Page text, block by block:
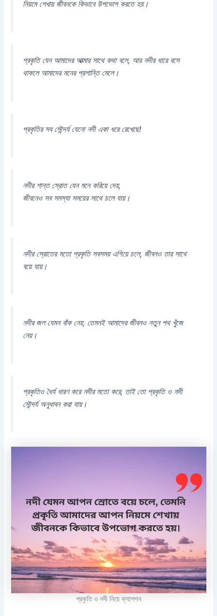
নিয়মে শেখায় জীবনকে কিভাবে উপভোগ করতে হয়।
প্রকৃতি যেন আমাদের আত্মার সাথে কথা বলে, আর নদীর ধারে বসে
থাকলে আমাদের মনের প্রশান্তি মেলে।
প্রকৃতির সব সৌন্দর্য যেনো নদী একা ধরে রেখেছে!
নদীর শান্ত স্রোত যেন মনে করিয়ে দেয়,
জীবনেও সব সমস্যা সময়ের সাথে চলে যায়।
নদীর স্রোতের মতো প্রকৃতি সবসময় এগিয়ে চলে, জীবনও তার সাথে
বয়ে যায়।
নদীর জল যেমন বাঁক নেয়, তেমনই আমাদের জীবনও নতুন পথ খুঁজে
নেয়।
প্রকৃতিও ধৈর্য ধারণ করে নদীর মতো করে, তাই তো প্রকৃতি ও নদী
সৌন্দর্য অনুধাবন করা যায়।
প্রকৃতি ও নদী নিয়ে ক্যাপশন